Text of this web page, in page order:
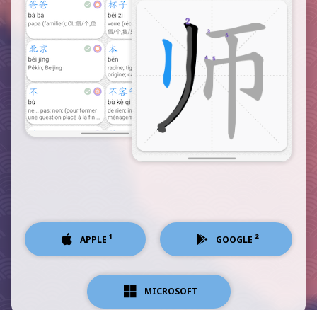
APPLE ¹ GOOGLE ²
MICROSOFT